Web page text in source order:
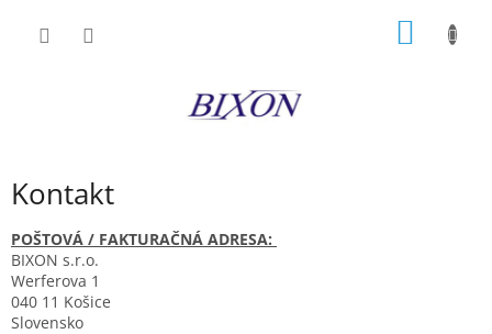
Kontakt
POŠTOVÁ / FAKTURAČNÁ ADRESA:
BIXON s.r.o.
Werferova 1
040 11 Košice
Slovensko